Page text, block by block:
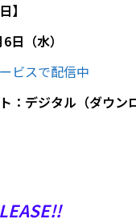
】
日（水）
ビスで配信中
：デジタル（ダウン